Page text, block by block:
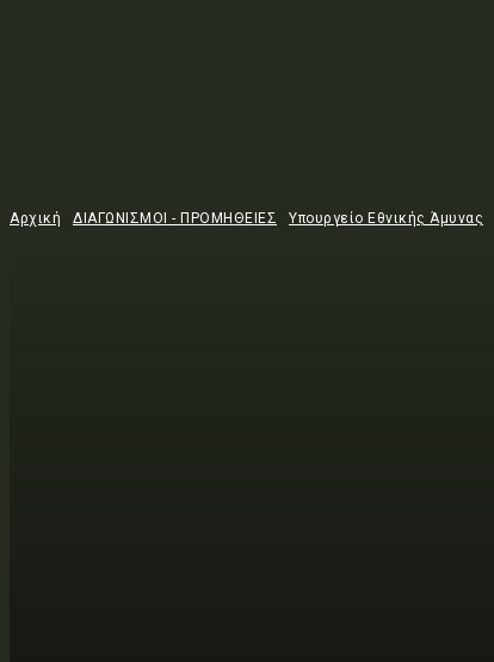
Αρχική ΔΙΑΓΩΝΙΣΜΟΙ - ΠΡΟΜΗΘΕΙΕΣ Υπουργείο Εθνικής Άμυνας